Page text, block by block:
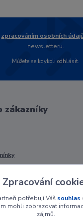
zpracováním osobních
newsletteru.
Můžete se kdykoli odhlásit.
zákazníky
Zpracování
potřebují Váš souhlas
mohli zobrazovat
zájmů.